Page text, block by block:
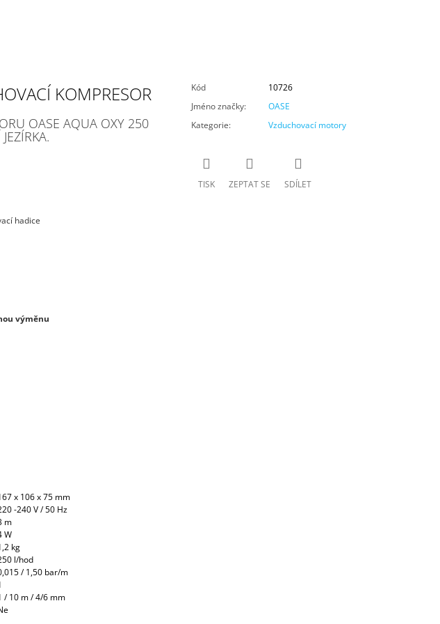
KOMPRESOR
OASE AQUA OXY 250
hadice
výměnu
x 106 x 75 mm
-240 V / 50 Hz
m
W
kg
l/hod
/ 1,50 bar/m
/ 10 m / 4/6 mm
Kód
10726
Jméno značky:
OASE
Kategorie: Vzduchovací motory
TISK ZEPTAT SE SDÍLET